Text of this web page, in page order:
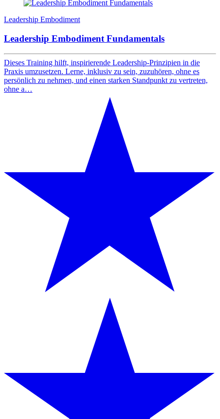
Leadership Embodiment
Leadership Embodiment Fundamentals
Dieses Training hilft, inspirierende Leadership-Prinzipien in die
Praxis umzusetzen. Lerne, inklusiv zu sein, zuzuhören, ohne es
persönlich zu nehmen, und einen starken Standpunkt zu vertreten,
ohne a…